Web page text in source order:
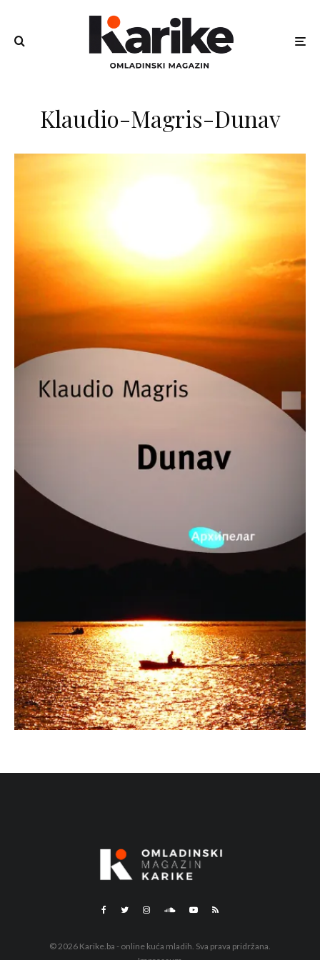
Klaudio-Magris-Dunav
© 2026 Karike.ba - online kuća mladih. Sva prava pridržana.